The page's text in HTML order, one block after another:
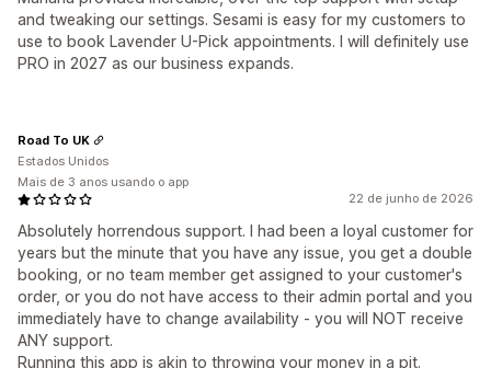
and tweaking our settings. Sesami is easy for my customers to
use to book Lavender U-Pick appointments. I will definitely use
PRO in 2027 as our business expands.
22 de junho de 2026
Absolutely horrendous support. I had been a loyal customer for
years but the minute that you have any issue, you get a double
booking, or no team member get assigned to your customer's
order, or you do not have access to their admin portal and you
immediately have to change availability - you will NOT receive
ANY support.
Running this app is akin to throwing your money in a pit.
Road To UK
Estados Unidos
Mais de 3 anos usando o app